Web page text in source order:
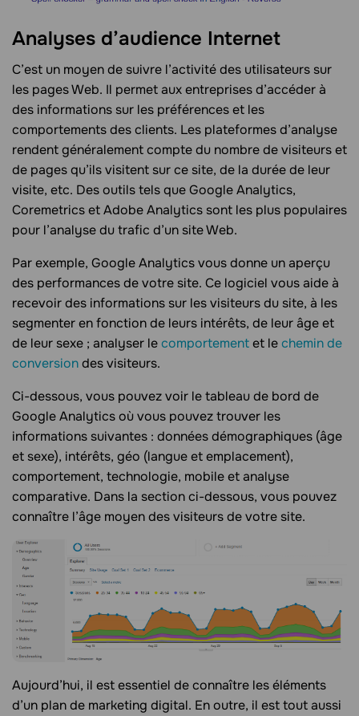
Analyses d’audience Internet
C’est un moyen de suivre l’activité des utilisateurs sur
les pages Web. Il permet aux entreprises d’accéder à
des informations sur les préférences et les
comportements des clients. Les plateformes d’analyse
rendent généralement compte du nombre de visiteurs et
de pages qu’ils visitent sur ce site, de la durée de leur
visite, etc. Des outils tels que Google Analytics,
Coremetrics et Adobe Analytics sont les plus populaires
pour l’analyse du trafic d’un site Web.
Par exemple, Google Analytics vous donne un aperçu
des performances de votre site. Ce logiciel vous aide à
recevoir des informations sur les visiteurs du site, à les
segmenter en fonction de leurs intérêts, de leur âge et
de leur sexe ; analyser lecomportementet lechemin de
conversiondes visiteurs.
Ci-dessous, vous pouvez voir le tableau de bord de
Google Analytics où vous pouvez trouver les
informations suivantes : données démographiques (âge
et sexe), intérêts, géo (langue et emplacement),
comportement, technologie, mobile et analyse
comparative. Dans la section ci-dessous, vous pouvez
connaître l’âge moyen des visiteurs de votre site.
Aujourd’hui, il est essentiel de connaître les éléments
d’un plan de marketing digital. En outre, il est tout aussi